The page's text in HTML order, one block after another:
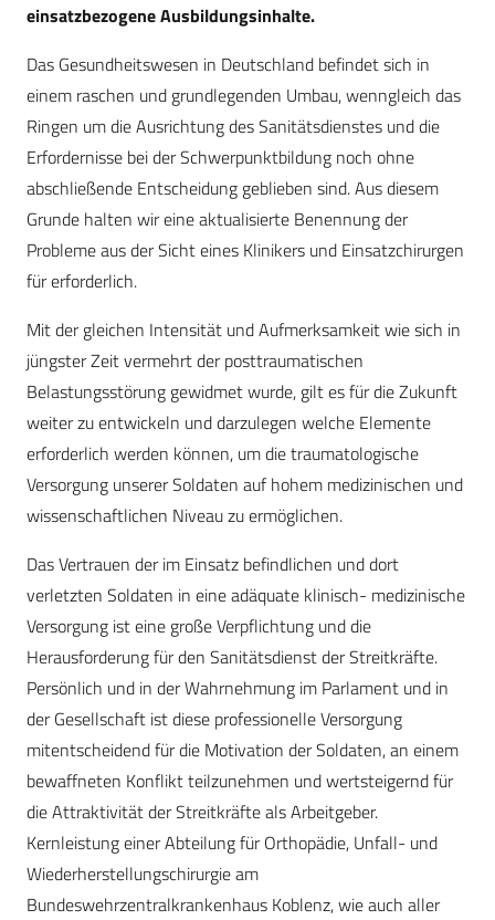
einsatzbezogene Ausbildungsinhalte.
Das Gesundheitswesen in Deutschland befindet sich in
einem raschen und grundlegenden Umbau, wenngleich das
Ringen um die Ausrichtung des Sanitätsdienstes und die
Erfordernisse bei der Schwerpunktbildung noch ohne
abschließende Entscheidung geblieben sind. Aus diesem
Grunde halten wir eine aktualisierte Benennung der
Probleme aus der Sicht eines Klinikers und Einsatzchirurgen
für erforderlich.
Mit der gleichen Intensität und Aufmerksamkeit wie sich in
jüngster Zeit vermehrt der posttraumatischen
Belastungsstörung gewidmet wurde, gilt es für die Zukunft
weiter zu entwickeln und darzulegen welche Elemente
erforderlich werden können, um die traumatologische
Versorgung unserer Soldaten auf hohem medizinischen und
wissenschaftlichen Niveau zu ermöglichen.
Das Vertrauen der im Einsatz befindlichen und dort
verletzten Soldaten in eine adäquate klinisch- medizinische
Versorgung ist eine große Verpflichtung und die
Herausforderung für den Sanitätsdienst der Streitkräfte.
Persönlich und in der Wahrnehmung im Parlament und in
der Gesellschaft ist diese professionelle Versorgung
mitentscheidend für die Motivation der Soldaten, an einem
bewaffneten Konflikt teilzunehmen und wertsteigernd für
die Attraktivität der Streitkräfte als Arbeitgeber.
Kernleistung einer Abteilung für Orthopädie, Unfall- und
Wiederherstellungschirurgie am
Bundeswehrzentralkrankenhaus Koblenz, wie auch aller